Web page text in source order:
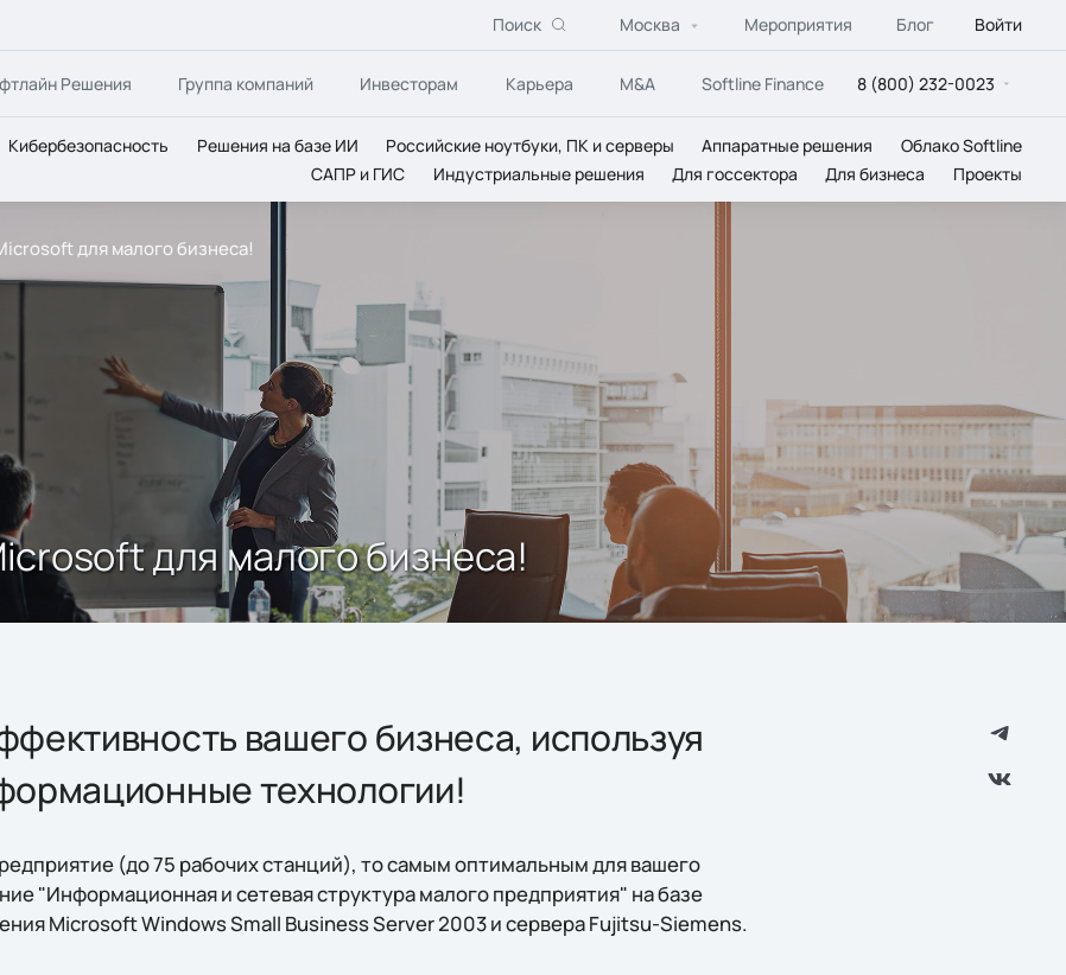
Поиск Москва Мероприятия Блог Войти
Решения Группа компаний Инвесторам Карьера M&A Softline Finance 8 (800) 232-0023
Кибербезопасность Решения на базе ИИ Российские ноутбуки, ПК и серверы Аппаратные решения
Облако Softline
САПР и ГИС
Индустриальные решения Для госсектора Для бизнеса Проекты
для малого бизнеса!
для малого бизнеса!
вашего бизнеса, используя
технологии!
(до 75 рабочих станций), то самым оптимальным для вашего
"Информационная и сетевая структура малого предприятия" на базе
Microsoft Windows Small Business Server 2003 и сервера Fujitsu-Siemens.